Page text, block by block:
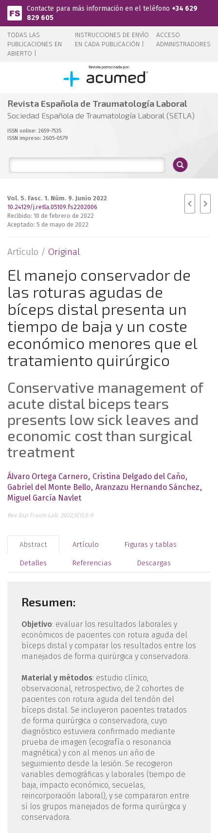
Pasar al contenido principal
Contacte para más información en el teléfono +34 629
829 605
TODAS LAS
PUBLICACIONES EN
ABIERTO |
INSTRUCCIONES DE ENVÍO
EN CADA PUBLICACIÓN |
ACCESO
ADMINISTRADORES
Revista Española de Traumatología Laboral
Sociedad Española de Traumatología Laboral (SETLA)
ISSN online: 2659-7535
ISSN impreso: 2605-0579
Vol. 5. Fasc. 1. Núm. 9. Junio 2022
10.24129/j.retla.05109.fs2202006
Recibido: 10 de febrero de 2022
Aceptado: 5 de mayo de 2022
Artículo / Original
El manejo conservador de
las roturas agudas de
bíceps distal presenta un
tiempo de baja y un coste
económico menores que el
tratamiento quirúrgico
Conservative management of
acute distal biceps tears
presents low sick leaves and
economic cost than surgical
treatment
Álvaro Ortega Carnero Cristina Delgado del Caño
Gabriel del Monte Bello Aranzazu Hernando Sánchez
Miguel García Navlet
Rev Esp Traum Lab. 2022;5(1):5-9
Abstract Artículo Figuras y tablas
Detalles Referencias Descargas
Resumen:
Objetivo: evaluar los resultados laborales y
económicos de pacientes con rotura aguda del
bíceps distal y comparar los resultados entre los
manejados de forma quirúrgica y conservadora.
Material y métodos: estudio clínico,
observacional, retrospectivo, de 2 cohortes de
pacientes con rotura aguda del tendón del
bíceps distal. Se incluyeron pacientes tratados
de forma quirúrgica o conservadora, cuyo
diagnóstico estuviera confirmado mediante
prueba de imagen (ecografía o resonancia
magnética) y con al menos un año de
seguimiento desde la lesión. Se recogieron
variables demográficas y laborales (tiempo de
baja, impacto económico, secuelas,
reincorporación laboral), y se compararon entre
sí los grupos manejados de forma quirúrgica y
conservadora.